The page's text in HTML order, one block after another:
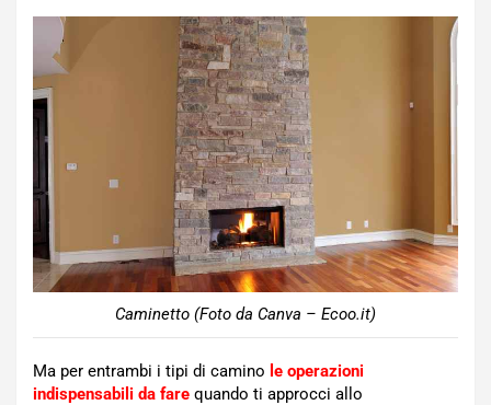
Caminetto (Foto da Canva – Ecoo.it)
Ma per entrambi i tipi di camino le operazioni
indispensabili da fare quando ti approcci allo